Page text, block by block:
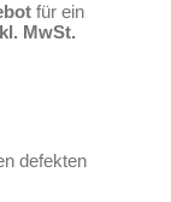
für ein
MwSt.
defekten